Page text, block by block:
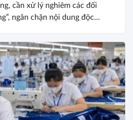
cần xử lý nghiêm các đối
ngăn chặn nội dung độc...